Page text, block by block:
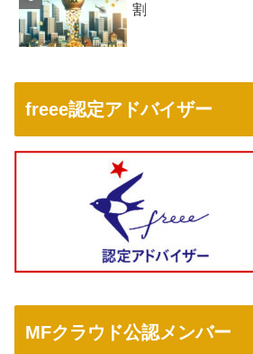
割
freee認定アドバイザー
MFクラウド公認メンバー